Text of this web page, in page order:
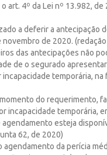
art. 4º da Lei nº 13.982,
a deferir a
de 2020.
das antecipações não
de o segurado
temporária, na
do requerimento,
incapacidade temporária,
esteja
62, de 2020)
agendamento da perícia